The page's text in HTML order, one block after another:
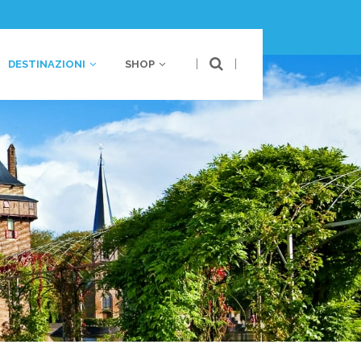
DESTINAZIONI
Australia
Polinesia
SHOP | |
Bassi
Australia
Polinesia